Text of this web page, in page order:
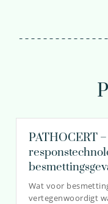
Senior onderzoeker
PATHOCERT
Wat voor
vertegenwoordigt